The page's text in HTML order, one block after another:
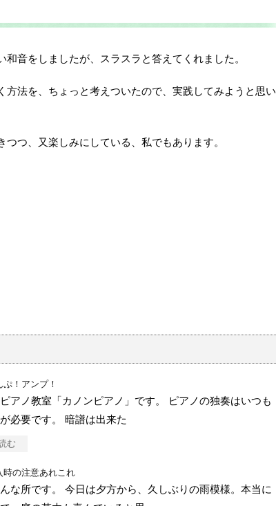
和音をしましたが、スラスラと答えてくれました。
方法を、ちょっと考えついたので、実践してみようと思い
つ、又楽しみにしている、私でもあります。
！アンプ！
アノ教室「カノンピアノ」です。 ピアノの独奏はいつも
が必要です。 暗譜は出来た
む
時の注意あれこれ
な所です。 今日は夕方から、久しぶりの雨模様。本当に